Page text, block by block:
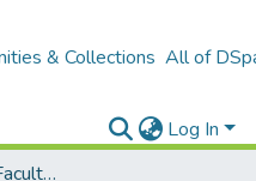
& Collections All of
Log In
B4 – LU fakultātes / Faculties of the UL